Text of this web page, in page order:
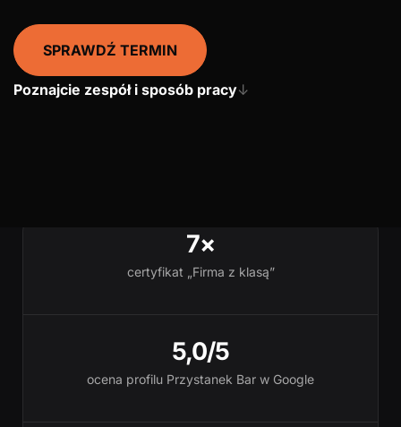
SPRAWDŹ TERMIN
Poznajcie zespół i sposób pracy↓
7×
certyfikat „Firma z klasą”
5,0/5
ocena profilu Przystanek Bar w Google